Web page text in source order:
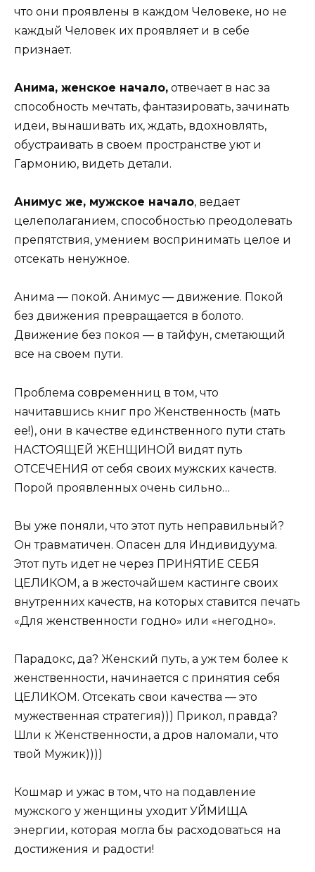
что они проявлены в каждом Человеке, но не
каждый Человек их проявляет и в себе
признает.
Анима, женское начало, отвечает в нас за
способность мечтать, фантазировать, зачинать
идеи, вынашивать их, ждать, вдохновлять,
обустраивать в своем пространстве уют и
Гармонию, видеть детали.
Анимус же, мужское начало, ведает
целеполаганием, способностью преодолевать
препятствия, умением воспринимать целое и
отсекать ненужное.
Анима — покой. Анимус — движение. Покой
без движения превращается в болото.
Движение без покоя — в тайфун, сметающий
все на своем пути.
Проблема современниц в том, что
начитавшись книг про Женственность (мать
ее!), они в качестве единственного пути стать
НАСТОЯЩЕЙ ЖЕНЩИНОЙ видят путь
ОТСЕЧЕНИЯ от себя своих мужских качеств.
Порой проявленных очень сильно…
Вы уже поняли, что этот путь неправильный?
Он травматичен. Опасен для Индивидуума.
Этот путь идет не через ПРИНЯТИЕ СЕБЯ
ЦЕЛИКОМ, а в жесточайшем кастинге своих
внутренних качеств, на которых ставится печать
«Для женственности годно» или «негодно».
Парадокс, да? Женский путь, а уж тем более к
женственности, начинается с принятия себя
ЦЕЛИКОМ. Отсекать свои качества — это
мужественная стратегия))) Прикол, правда?
Шли к Женственности, а дров наломали, что
твой Мужик))))
Кошмар и ужас в том, что на подавление
мужского у женщины уходит УЙМИЩА
энергии, которая могла бы расходоваться на
достижения и радости!